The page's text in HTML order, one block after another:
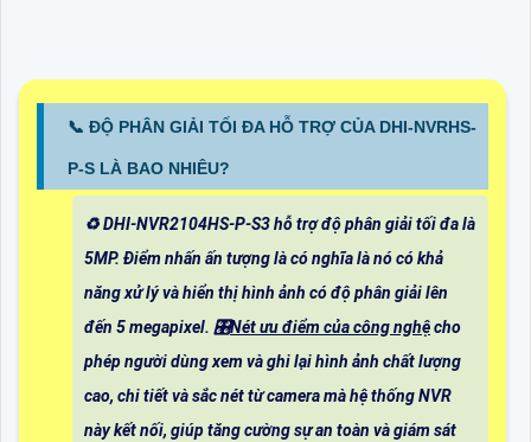
📞 ĐỘ PHÂN GIẢI TỐI ĐA HỖ TRỢ CỦA DHI-NVRHS-
P-S LÀ BAO NHIÊU?
♻️ DHI-NVR2104HS-P-S3 hỗ trợ độ phân giải tối đa là
5MP. Điểm nhấn ấn tượng là có nghĩa là nó có khả
năng xử lý và hiển thị hình ảnh có độ phân giải lên
đến 5 megapixel. 🎛Nét ưu điểm của công nghệcho
phép người dùng xem và ghi lại hình ảnh chất lượng
cao, chi tiết và sắc nét từ camera mà hệ thống NVR
này kết nối, giúp tăng cường sự an toàn và giám sát